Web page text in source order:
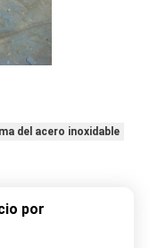
del acero inoxidable
por